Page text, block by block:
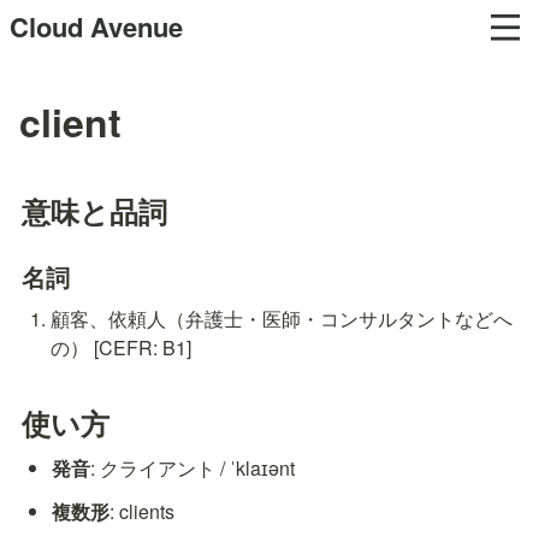
Cloud Avenue
client
意味と品詞
名詞
顧客、依頼人（弁護士・医師・コンサルタントなどへ
の） [CEFR: B1]
使い方
発音: クライアント / ˈklaɪənt
複数形: clients